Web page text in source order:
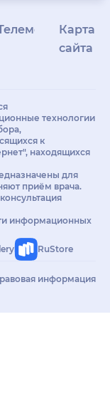
Карта
сайта
технологии
к
находящихся
для
приём врача.
информационных
RuStore
информация